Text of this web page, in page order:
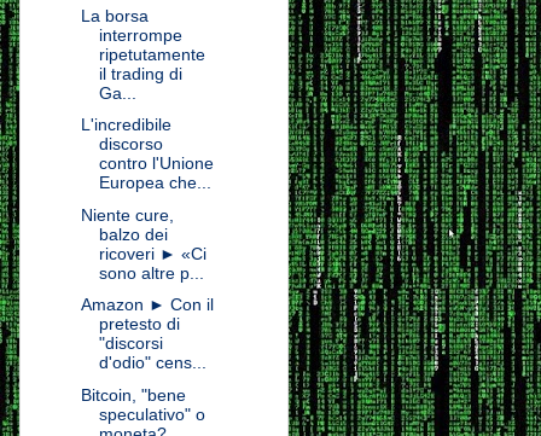
La borsa
interrompe
ripetutamente
il trading di
Ga...
L'incredibile
discorso
contro l'Unione
Europea che...
Niente cure,
balzo dei
ricoveri ► «Ci
sono altre p...
Amazon ► Con il
pretesto di
"discorsi
d'odio" cens...
Bitcoin, "bene
speculativo" o